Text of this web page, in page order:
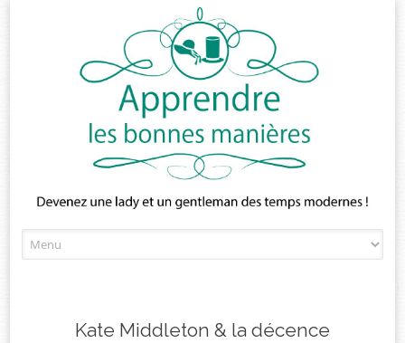
to
Kate Middleton & la décence